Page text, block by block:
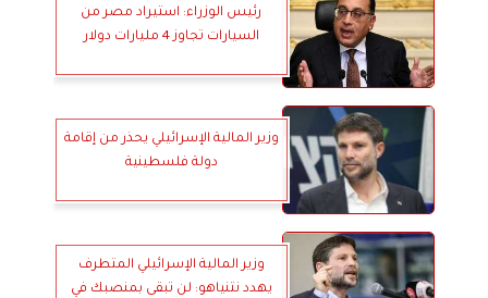
رئيس الوزراء: استيراد مصر من
السيارات تجاوز 4 مليارات دولار
وزير المالية الإسرائيلي يحذر من إقامة
دولة فلسطينية
وزير المالية الإسرائيلي المتطرف
يهدد نتنياهو: لن تبقى بمنصبك في